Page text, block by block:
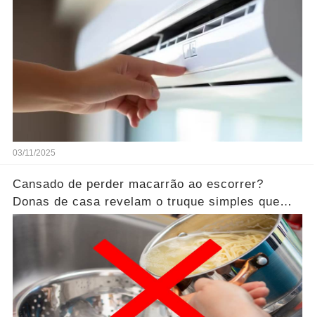
03/11/2025
Cansado de perder macarrão ao escorrer?
Donas de casa revelam o truque simples que
ninguém te conta!